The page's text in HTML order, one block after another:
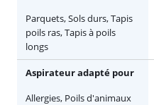
Parquets, Sols durs, Tapis
poils ras, Tapis à poils
longs
Aspirateur adapté pour
Allergies, Poils d'animaux